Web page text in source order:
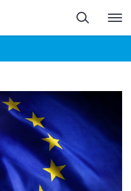
Pesquisa